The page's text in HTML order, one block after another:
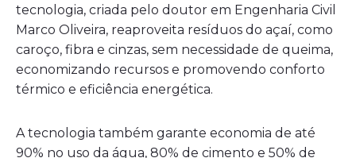
tecnologia, criada pelo doutor em Engenharia Civil
Marco Oliveira, reaproveita resíduos do açaí, como
caroço, fibra e cinzas, sem necessidade de queima,
economizando recursos e promovendo conforto
térmico e eficiência energética.
A tecnologia também garante economia de até
90% no uso da água, 80% de cimento e 50% de